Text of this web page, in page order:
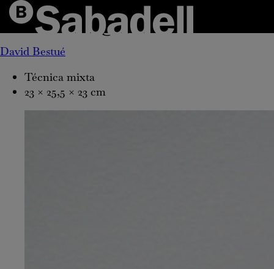
La vaca cega,2012
David Bestué
Técnica mixta
23 × 25,5 × 23 cm